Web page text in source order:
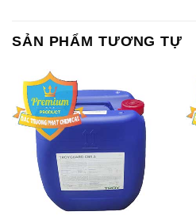
SẢN PHẨM TƯƠNG TỰ